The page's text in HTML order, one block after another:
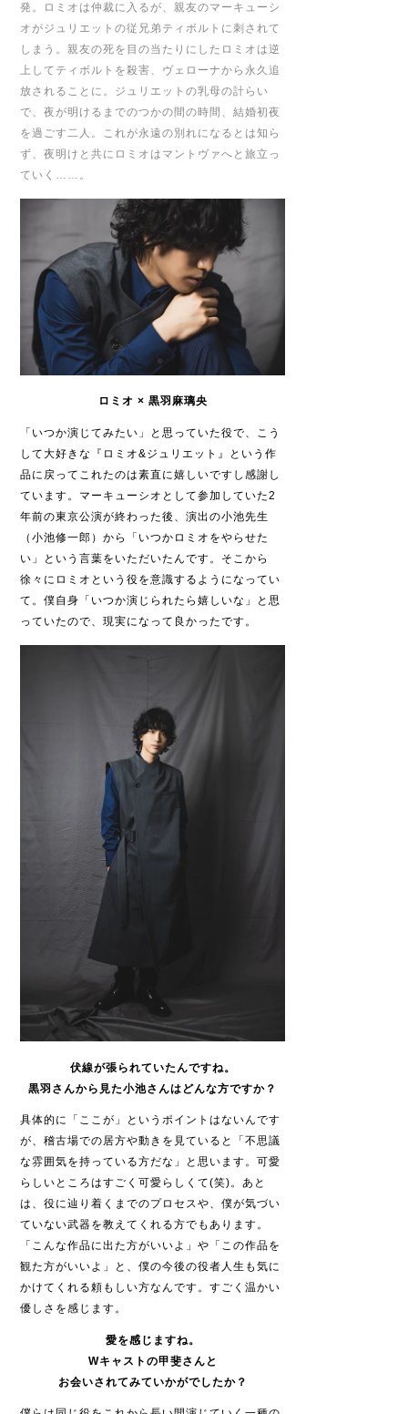
発。ロミオは仲裁に入るが、親友のマーキューシ
オがジュリエットの従兄弟ティボルトに刺されて
しまう。親友の死を目の当たりにしたロミオは逆
上してティボルトを殺害、ヴェローナから永久追
放されることに。ジュリエットの乳母の計らい
で、夜が明けるまでのつかの間の時間、結婚初夜
を過ごす二人。これが永遠の別れになるとは知ら
ず、夜明けと共にロミオはマントヴァへと旅立っ
ていく……。
ロミオ × 黒羽麻璃央
「いつか演じてみたい」と思っていた役で、こう
して大好きな『ロミオ& ジュリエット』という作
品に戻ってこれたのは素直に嬉しいですし感謝し
ています。マーキューシオとして参加していた2
年前の東京公演が終わった後、演出の小池先生
（小池修一郎）から「いつかロミオをやらせた
い」という言葉をいただいたんです。そこから
徐々にロミオという役を意識するようになってい
て。僕自身「いつか演じられたら嬉しいな」と思
っていたので、現実になって良かったです。
伏線が張られていたんですね。
黒羽さんから見た小池さんはどんな方ですか？
具体的に「ここが」というポイントはないんです
が、稽古場での居方や動きを見ていると「不思議
な雰囲気を持っている方だな」と思います。可愛
らしいところはすごく可愛らしくて(笑)。あと
は、役に辿り着くまでのプロセスや、僕が気づい
ていない武器を教えてくれる方でもあります。
「こんな作品に出た方がいいよ」や「この作品を
観た方がいいよ」と、僕の今後の役者人生も気に
かけてくれる頼もしい方なんです。すごく温かい
優しさを感じます。
愛を感じますね。
Wキャストの甲斐さんと
お会いされてみていかがでしたか？